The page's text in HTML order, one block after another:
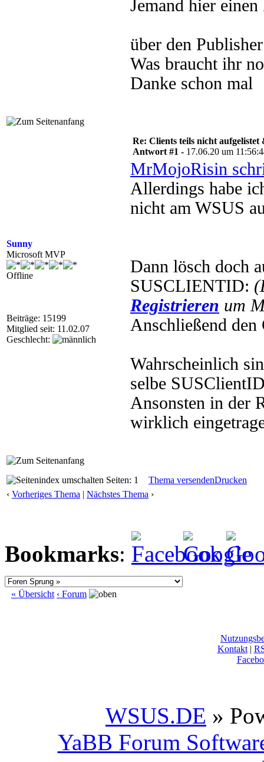
Jemand hier
über den
Was braucht ihr
Danke schon mal
Sunny
Microsoft MVP
Offline
Beiträge: 15199
Mitglied seit: 11.02.07
Geschlecht:
Re: Clients teils nicht aufgelistet
Antwort #1 - 17.06.20 um
MrMojoRisin
Allerdings habe
nicht am WSUS
Dann lösch doch
SUSCLIENTID:
Registrieren um
Anschließend
Wahrscheinlich
selbe
Ansonsten in der
wirklich
Seiten: 1 Thema versendenDrucken
‹ Vorheriges Thema | Nächstes Thema ›
Bookmarks:
« Übersicht ‹ Forum
Kontakt|
WSUS.DE »
YaBB Forum